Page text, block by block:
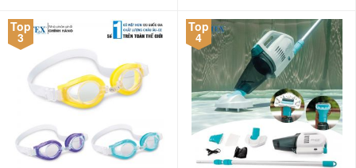
Click vào đây
để xem danh mục các sản phẩm
Babycuatoi.vn cung cấp.
Chúng tôi luôn đặt mình ở vị trí của các bạn, coi con các bạn
là con của chính chúng tôi. Do vậy, Babycuatoi.vn cam kết
cung cấp những sản phẩm cho Trẻ em có chất lượng tốt nhất
và giá cả hợp lý nhất!
Top
3
Top
4